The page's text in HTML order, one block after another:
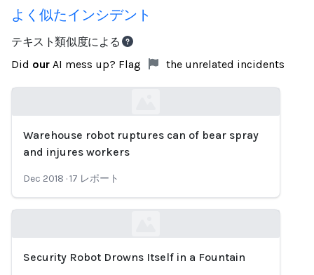
よく似たインシデント
テキスト類似度による
Did our AI mess up? Flag the unrelated incidents
Loading...
Warehouse robot ruptures can of bear spray
and injures workers
Dec 2018 ·17 レポート
Security Robot Drowns Itself in a Fountain